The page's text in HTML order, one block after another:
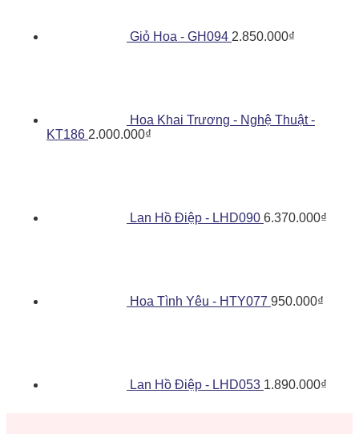
Giỏ Hoa - GH094 2.850.000₫
Hoa Khai Trương - Nghệ Thuật -
KT186 2.000.000₫
Lan Hồ Điệp - LHD090 6.370.000₫
Hoa Tình Yêu - HTY077 950.000₫
Lan Hồ Điệp - LHD053 1.890.000₫